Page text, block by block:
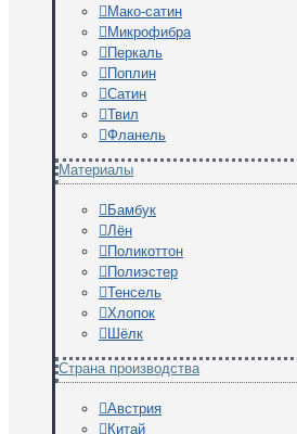
Мако-сатин
Микрофибра
Перкаль
Поплин
Сатин
Твил
Фланель
Материалы
Бамбук
Лён
Поликоттон
Полиэстер
Тенсель
Хлопок
Шёлк
Страна производства
Австрия
Китай